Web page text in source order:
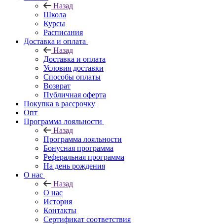
Назад
Школа
Курсы
Расписания
Доставка и оплата
Назад
Доставка и оплата
Условия доставки
Способы оплаты
Возврат
Публичная оферта
Покупка в рассрочку
Опт
Программа лояльности
Назад
Программа лояльности
Бонусная программа
Реферальная программа
На день рождения
О нас
Назад
О нас
История
Контакты
Сертификат соответствия